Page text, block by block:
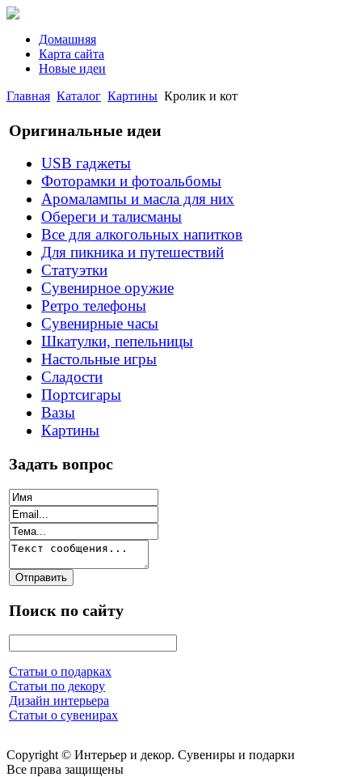
Домашняя
Карта сайта
Новые идеи
Главная Каталог Картины Кролик и кот
Оригинальные идеи
USB гаджеты
Фоторамки и фотоальбомы
Аромалампы и масла для них
Обереги и талисманы
Все для алкогольных напитков
Для пикника и путешествий
Статуэтки
Сувенирное оружие
Ретро телефоны
Сувенирные часы
Шкатулки, пепельницы
Настольные игры
Сладости
Портсигары
Вазы
Картины
Задать вопрос
Поиск по сайту
Статьи о подарках
Статьи по декору
Дизайн интерьера
Статьи о сувенирах
Copyright © Интерьер и декор. Сувениры и подарки
Все права защищены